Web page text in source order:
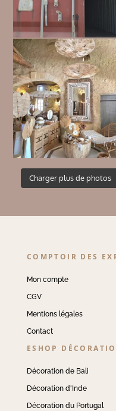
Charger plus de photos
COMPTOIR DES
Mon compte
CGV
Mentions légales
Contact
ESHOP
Décoration de Bali
Décoration d'Inde
Décoration du Portugal